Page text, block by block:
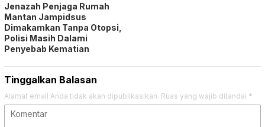
Jenazah Penjaga Rumah
Mantan Jampidsus
Dimakamkan Tanpa Otopsi,
Polisi Masih Dalami
Penyebab Kematian
Tinggalkan Balasan
Alamat email Anda tidak akan dipublikasikan. Ruas yang wajib ditandai *